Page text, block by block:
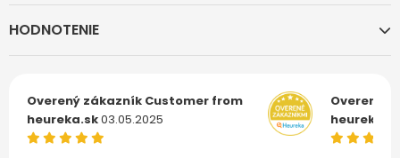
HODNOTENIE
Overený zákazník Customer from
heureka.sk03.05.2025
Overený